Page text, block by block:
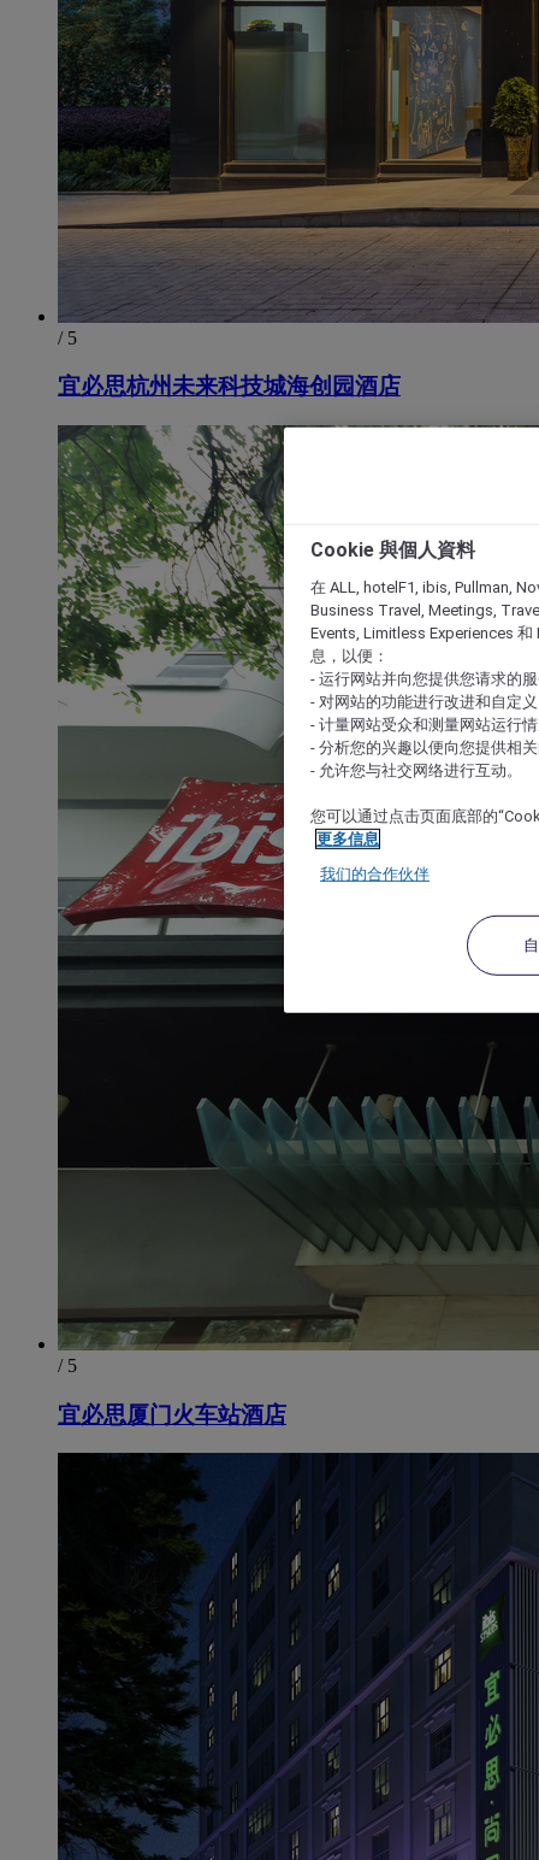
/ 5
宜必思杭州未来科技城海创园酒店
/ 5
宜必思厦门火车站酒店
Cookie 與個人資料
在 ALL, hotelF1, ibis, Pullman,
Business Travel, Meetings,
Events, Limitless Experiences 和
息，以便：
- 运行网站并向您提供您请求的
- 对网站的功能进行改进和自定义
- 计量网站受众和测量网站运行
- 分析您的兴趣以便向您提供相
- 允许您与社交网络进行互动。
您可以通过点击页面底部的
更多信息
我们的合作伙伴